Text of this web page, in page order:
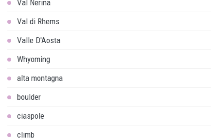
Val Nerina
Val di Rhems
Valle D'Aosta
Whyoming
alta montagna
boulder
ciaspole
climb